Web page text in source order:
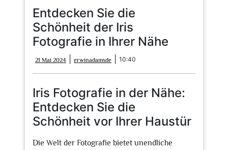
Entdecken Sie die
Schönheit der Iris
Fotografie in Ihrer Nähe
21 Mai 2024
Mai
2024
erwinadamsde erwinadamsde
10:40
Iris Fotografie in der Nähe:
Entdecken Sie die
Schönheit vor Ihrer Haustür
Die Welt der Fotografie bietet unendliche